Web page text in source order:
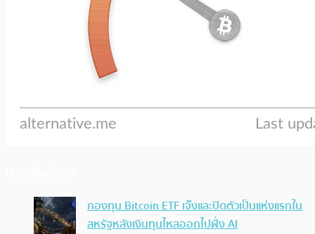
กองทุน Bitcoin ETF เจ๊งและปิดตัวเป็นแห่งแรกใน
สหรัฐหลังเงินทุนไหลออกไปฝั่ง AI